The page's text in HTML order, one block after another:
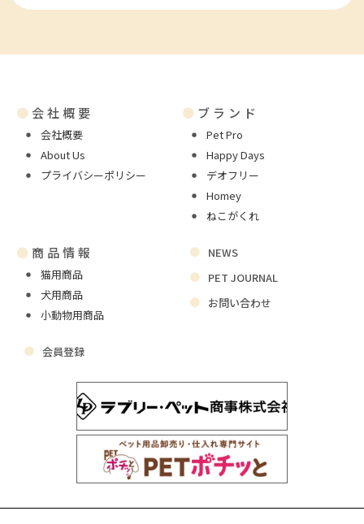
● 会社概要
会社概要
About Us
プライバシーポリシー
● ブランド
Pet Pro
Happy Days
デオフリー
Homey
ねこがくれ
● 商品情報
猫用商品
犬用商品
小動物用商品
NEWS
PET JOURNAL
お問い合わせ
会員登録